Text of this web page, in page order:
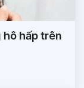
hô hấp trên